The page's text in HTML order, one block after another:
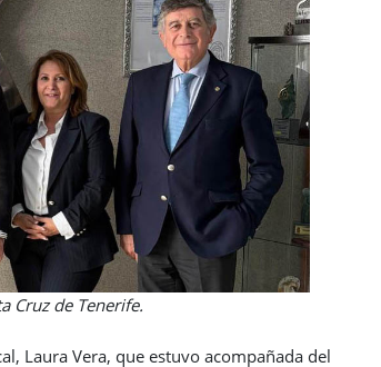
Tenerife.
Laura Vera, que estuvo acompañada del